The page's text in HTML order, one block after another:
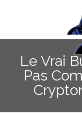
Le Vrai
Pas